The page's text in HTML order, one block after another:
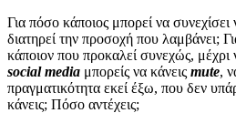
Για πόσο κάποιος μπορεί να
διατηρεί την προσοχή που λαμβάνει;
κάποιον που προκαλεί συνεχώς,
social media μπορείς να κάνεις mute,
πραγματικότητα εκεί έξω, που δεν
κάνεις; Πόσο αντέχεις;